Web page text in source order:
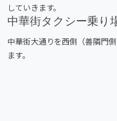
していきます。
中華街タクシー乗り
中華街大通りを西側（善隣門
ます。